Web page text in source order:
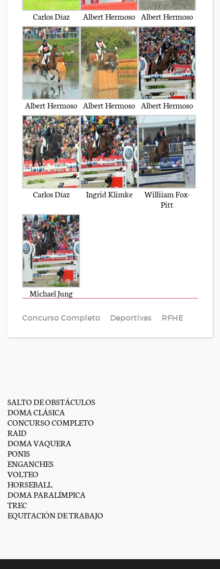
Carlos Díaz Albert Hermoso Albert Hermoso
Albert Hermoso Albert Hermoso Albert Hermoso
Carlos Díaz Ingrid Klimke
Williiam Fox-
Pitt
Michael Jung
Concurso Completo Deportivas RFHE
SALTO DE OBSTÁCULOS
DOMA CLÁSICA
CONCURSO COMPLETO
RAID
DOMA VAQUERA
PONIS
ENGANCHES
VOLTEO
HORSEBALL
DOMA PARALÍMPICA
TREC
EQUITACIÓN DE TRABAJO